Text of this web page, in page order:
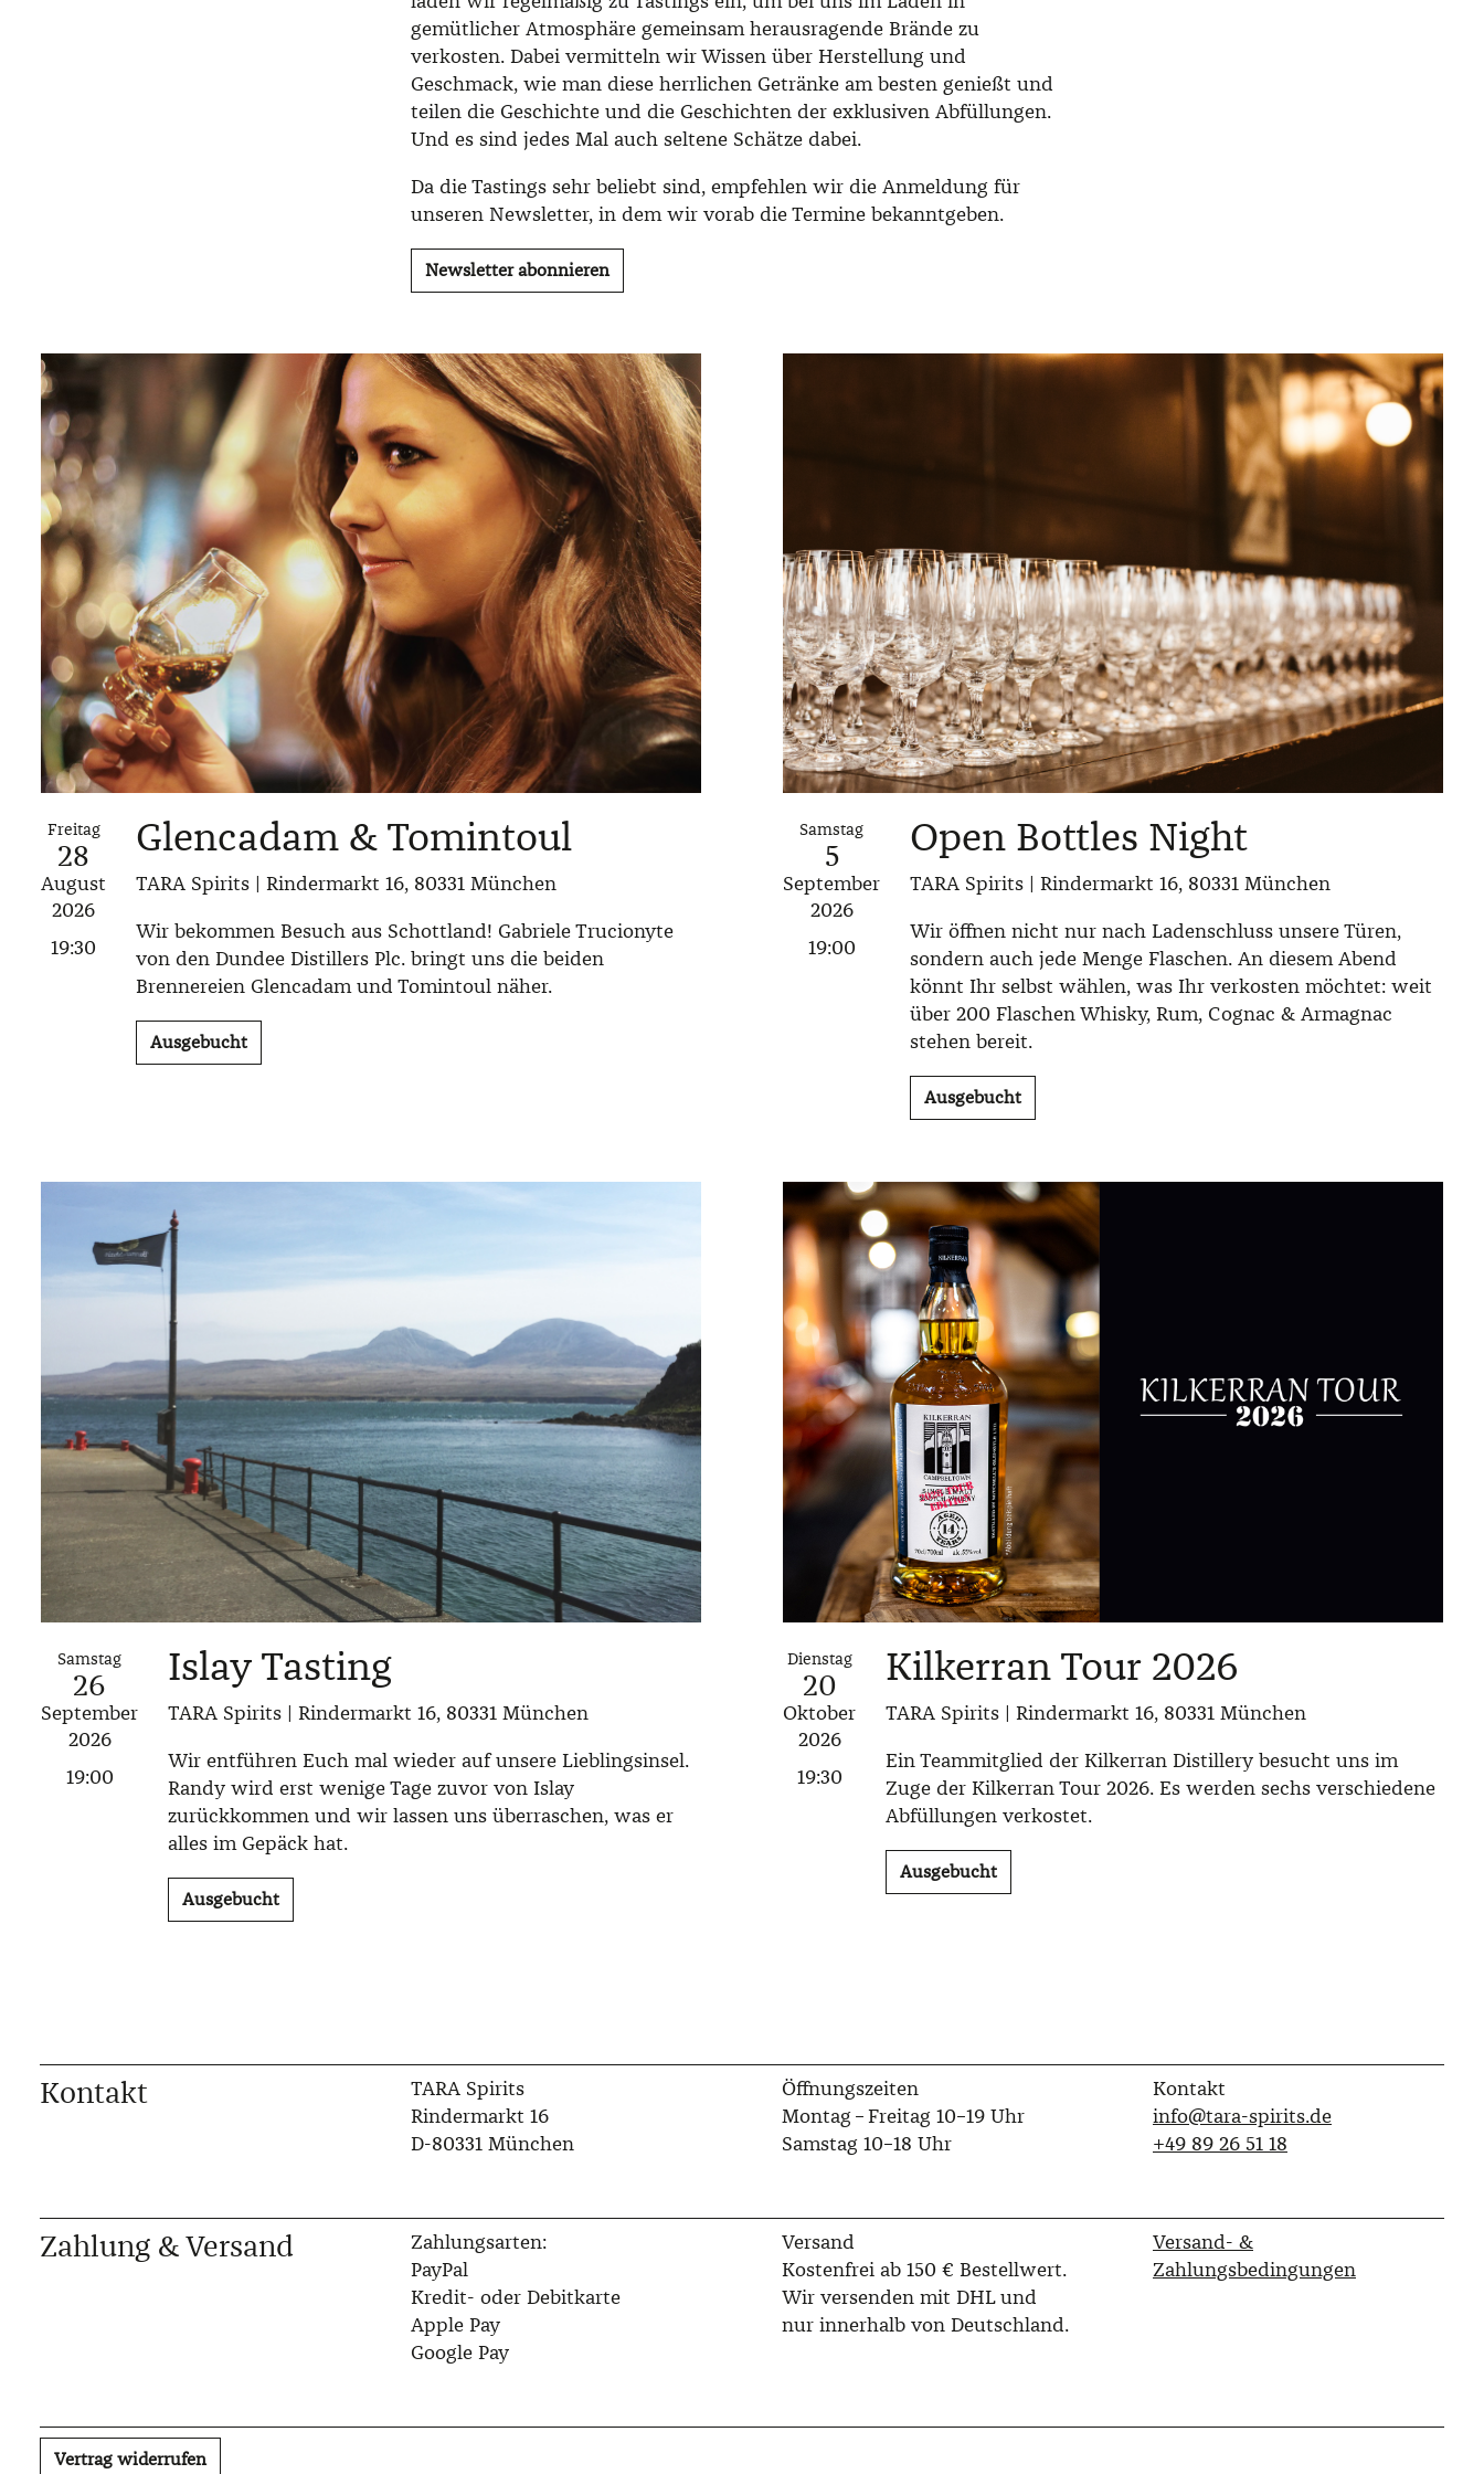
gemütlicher Atmosphäre gemeinsam herausragende Brände zu
verkosten. Dabei vermitteln wir Wissen über Herstellung und
Geschmack, wie man diese herrlichen Getränke am besten genießt und
teilen die Geschichte und die Geschichten der exklusiven Abfüllungen.
Und es sind jedes Mal auch seltene Schätze dabei.
Da die Tastings sehr beliebt sind, empfehlen wir die Anmeldung für
unseren Newsletter, in dem wir vorab die Termine bekanntgeben.
Newsletter abonnieren
Freitag
28
August
2026
19:30
Glencadam & Tomintoul
TARA Spirits | Rindermarkt 16, 80331 München
Wir bekommen Besuch aus Schottland! Gabriele Trucionyte
von den Dundee Distillers Plc. bringt uns die beiden
Brennereien Glencadam und Tomintoul näher.
Ausgebucht
Samstag
5
September
2026
19:00
Open Bottles Night
TARA Spirits | Rindermarkt 16, 80331 München
Wir öffnen nicht nur nach Ladenschluss unsere Türen,
sondern auch jede Menge Flaschen. An diesem Abend
könnt Ihr selbst wählen, was Ihr verkosten möchtet: weit
über 200 Flaschen Whisky, Rum, Cognac & Armagnac
stehen bereit.
Ausgebucht
Samstag
26
September
2026
19:00
Islay Tasting
TARA Spirits | Rindermarkt 16, 80331 München
Wir entführen Euch mal wieder auf unsere Lieblingsinsel.
Randy wird erst wenige Tage zuvor von Islay
zurückkommen und wir lassen uns überraschen, was er
alles im Gepäck hat.
Ausgebucht
Dienstag
20
Oktober
2026
19:30
Kilkerran Tour 2026
TARA Spirits | Rindermarkt 16, 80331 München
Ein Teammitglied der Kilkerran Distillery besucht uns im
Zuge der Kilkerran Tour 2026. Es werden sechs verschiedene
Abfüllungen verkostet.
Ausgebucht
Kontakt
TARA Spirits
Rindermarkt 16
D-80331 München
Öffnungszeiten
Montag – Freitag 10–19 Uhr
Samstag 10–18 Uhr
Kontakt
info@tara-spirits.de
‭+49 89 26 51 18‬
Zahlung & Versand
Zahlungsarten:
PayPal
Kredit- oder Debitkarte
Apple Pay
Google Pay
Versand
Kostenfrei ab 150 € Bestellwert.
Wir versenden mit DHL und
nur innerhalb von Deutschland.
Versand- &
Zahlungsbedingungen
Vertrag widerrufen